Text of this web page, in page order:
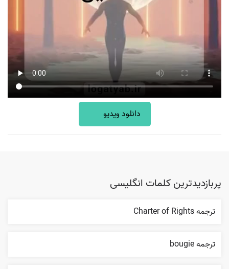
دانلود ویدیو
پربازدیدترین کلمات انگلیسی
ترجمه Charter of Rights
ترجمه bougie